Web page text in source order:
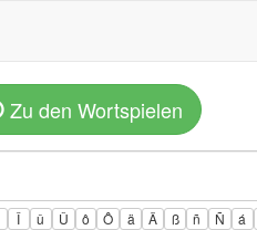
Zu den Wortspielen
Î û Û ô Ô ä Ä ß ñ Ñ á